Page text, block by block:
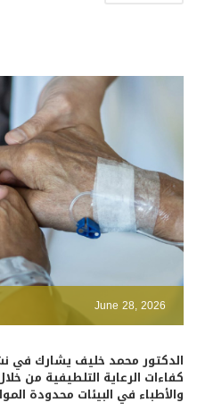
June 28, 2026
الدكتور محمد خليف يشارك في
كفاءات الرعاية التلطيفية من
والأطباء في البيئات محدودة